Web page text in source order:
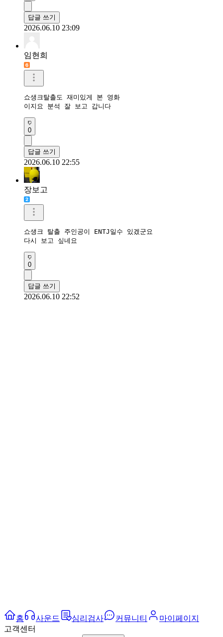
답글 쓰기
2026.06.10 23:09
임현희
쇼생크탈출도 재미있게 본 영화
이지요 분석 잘 보고 갑니다
0
답글 쓰기
2026.06.10 22:55
장보고
쇼생크 탈출 주인공이 ENTJ일수 있겠군요
다시 보고 싶네요
0
답글 쓰기
2026.06.10 22:52
홈 사운드 심리검사 커뮤니티
마이페이지
고객센터